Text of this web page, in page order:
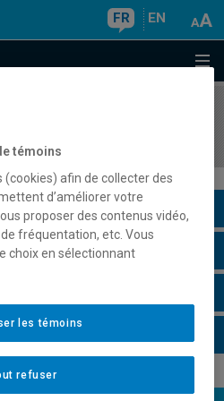
FR EN
témoins
(cookies) afin de collecter des
d’améliorer votre
proposer des contenus vidéo,
fréquentation, etc. Vous
choix en sélectionnant
refuser
les témoins